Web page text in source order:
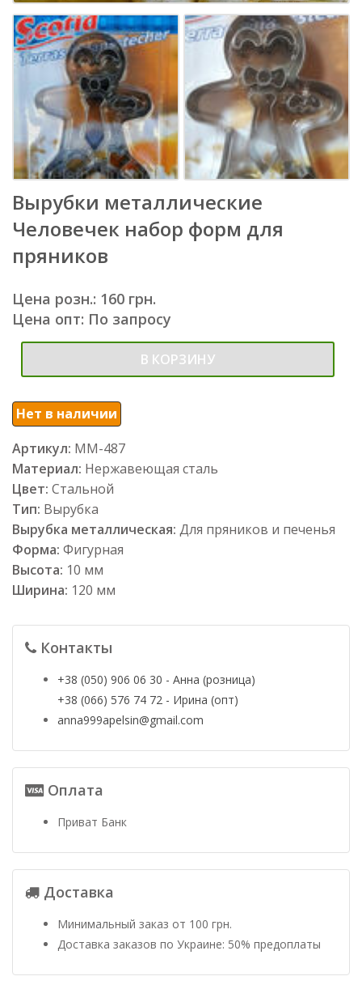
Вырубки металлические
Человечек набор форм для
пряников
Цена розн.: 160 грн.
Цена опт: По запросу
В КОРЗИНУ
Нет в наличии
Артикул: ММ-487
Материал: Нержавеющая сталь
Цвет: Стальной
Тип: Вырубка
Вырубка металлическая: Для пряников и печенья
Форма: Фигурная
Высота: 10 мм
Ширина: 120 мм
Контакты
+38 (050) 906 06 30 - Анна (розница)
+38 (066) 576 74 72 - Ирина (опт)
anna999apelsin@gmail.com
Оплата
Приват Банк
Доставка
Минимальный заказ от 100 грн.
Доставка заказов по Украине: 50% предоплаты